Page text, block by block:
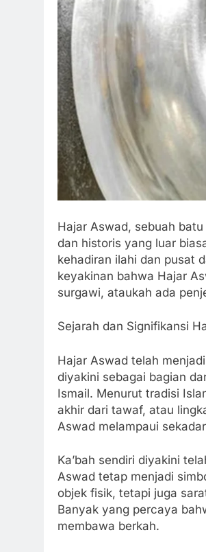
Hajar Aswad, sebuah
dan historis yang luar
kehadiran ilahi dan pusat
keyakinan bahwa Hajar
surgawi, ataukah ada
Sejarah dan Signifikansi
Hajar Aswad telah
diyakini sebagai bagian
Ismail. Menurut tradisi
akhir dari tawaf, atau
Aswad melampaui
Ka’bah sendiri diyakini
Aswad tetap menjadi
objek fisik, tetapi juga
Banyak yang percaya
membawa berkah.